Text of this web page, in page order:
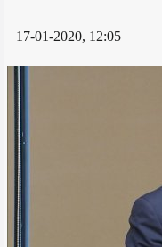
17-01-2020, 12:05